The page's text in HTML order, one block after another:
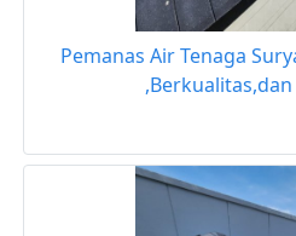
Pemanas Air Tenaga